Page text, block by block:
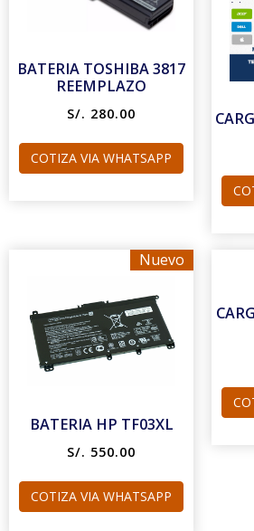
BATERIA TOSHIBA 3817
REEMPLAZO
S/. 280.00
COTIZA VIA WHATSAPP
Nuevo
BATERIA HP TF03XL
S/. 550.00
COTIZA VIA WHATSAPP